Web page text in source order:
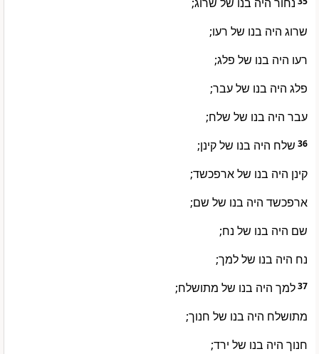
שרוג היה בנו של רעו;
רעו היה בנו של פלג;
פלג היה בנו של עבר;
עבר היה בנו של שלח;
36 שלח היה בנו של קינן;
קינן היה בנו של ארפכשד;
ארפכשד היה בנו של שם;
שם היה בנו של נח;
נח היה בנו של למך;
37למך היה בנו של מתושלח;
מתושלח היה בנו של חנוך;
חנוך היה בנו של ירד;